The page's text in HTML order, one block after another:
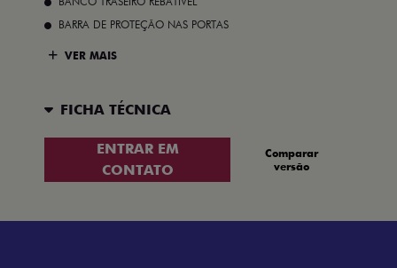
BARRA DE PROTEÇÃO NAS PORTAS
VER MAIS
FICHA TÉCNICA
ENTRAR EM
CONTATO
Comparar
versão